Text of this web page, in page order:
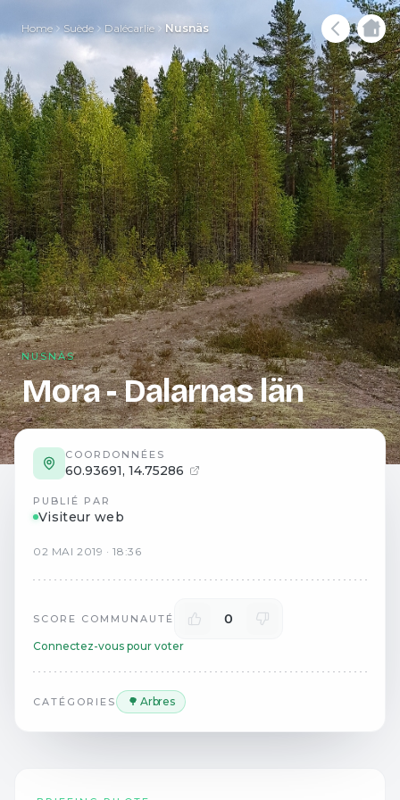
Home Suède Dalécarlie Nusnäs
NUSNÄS
Mora - Dalarnas län
COORDONNÉES
60.93691, 14.75286
PUBLIÉ PAR
Visiteur web
02 MAI 2019 ·18:36
SCORE COMMUNAUTÉ 0
Connectez-vous pour voter
CATÉGORIES 🌳 Arbres